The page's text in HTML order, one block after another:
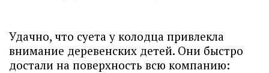
Удачно, что суета у колодца привлекла
внимание деревенских детей. Они быстро
достали на поверхность всю компанию: